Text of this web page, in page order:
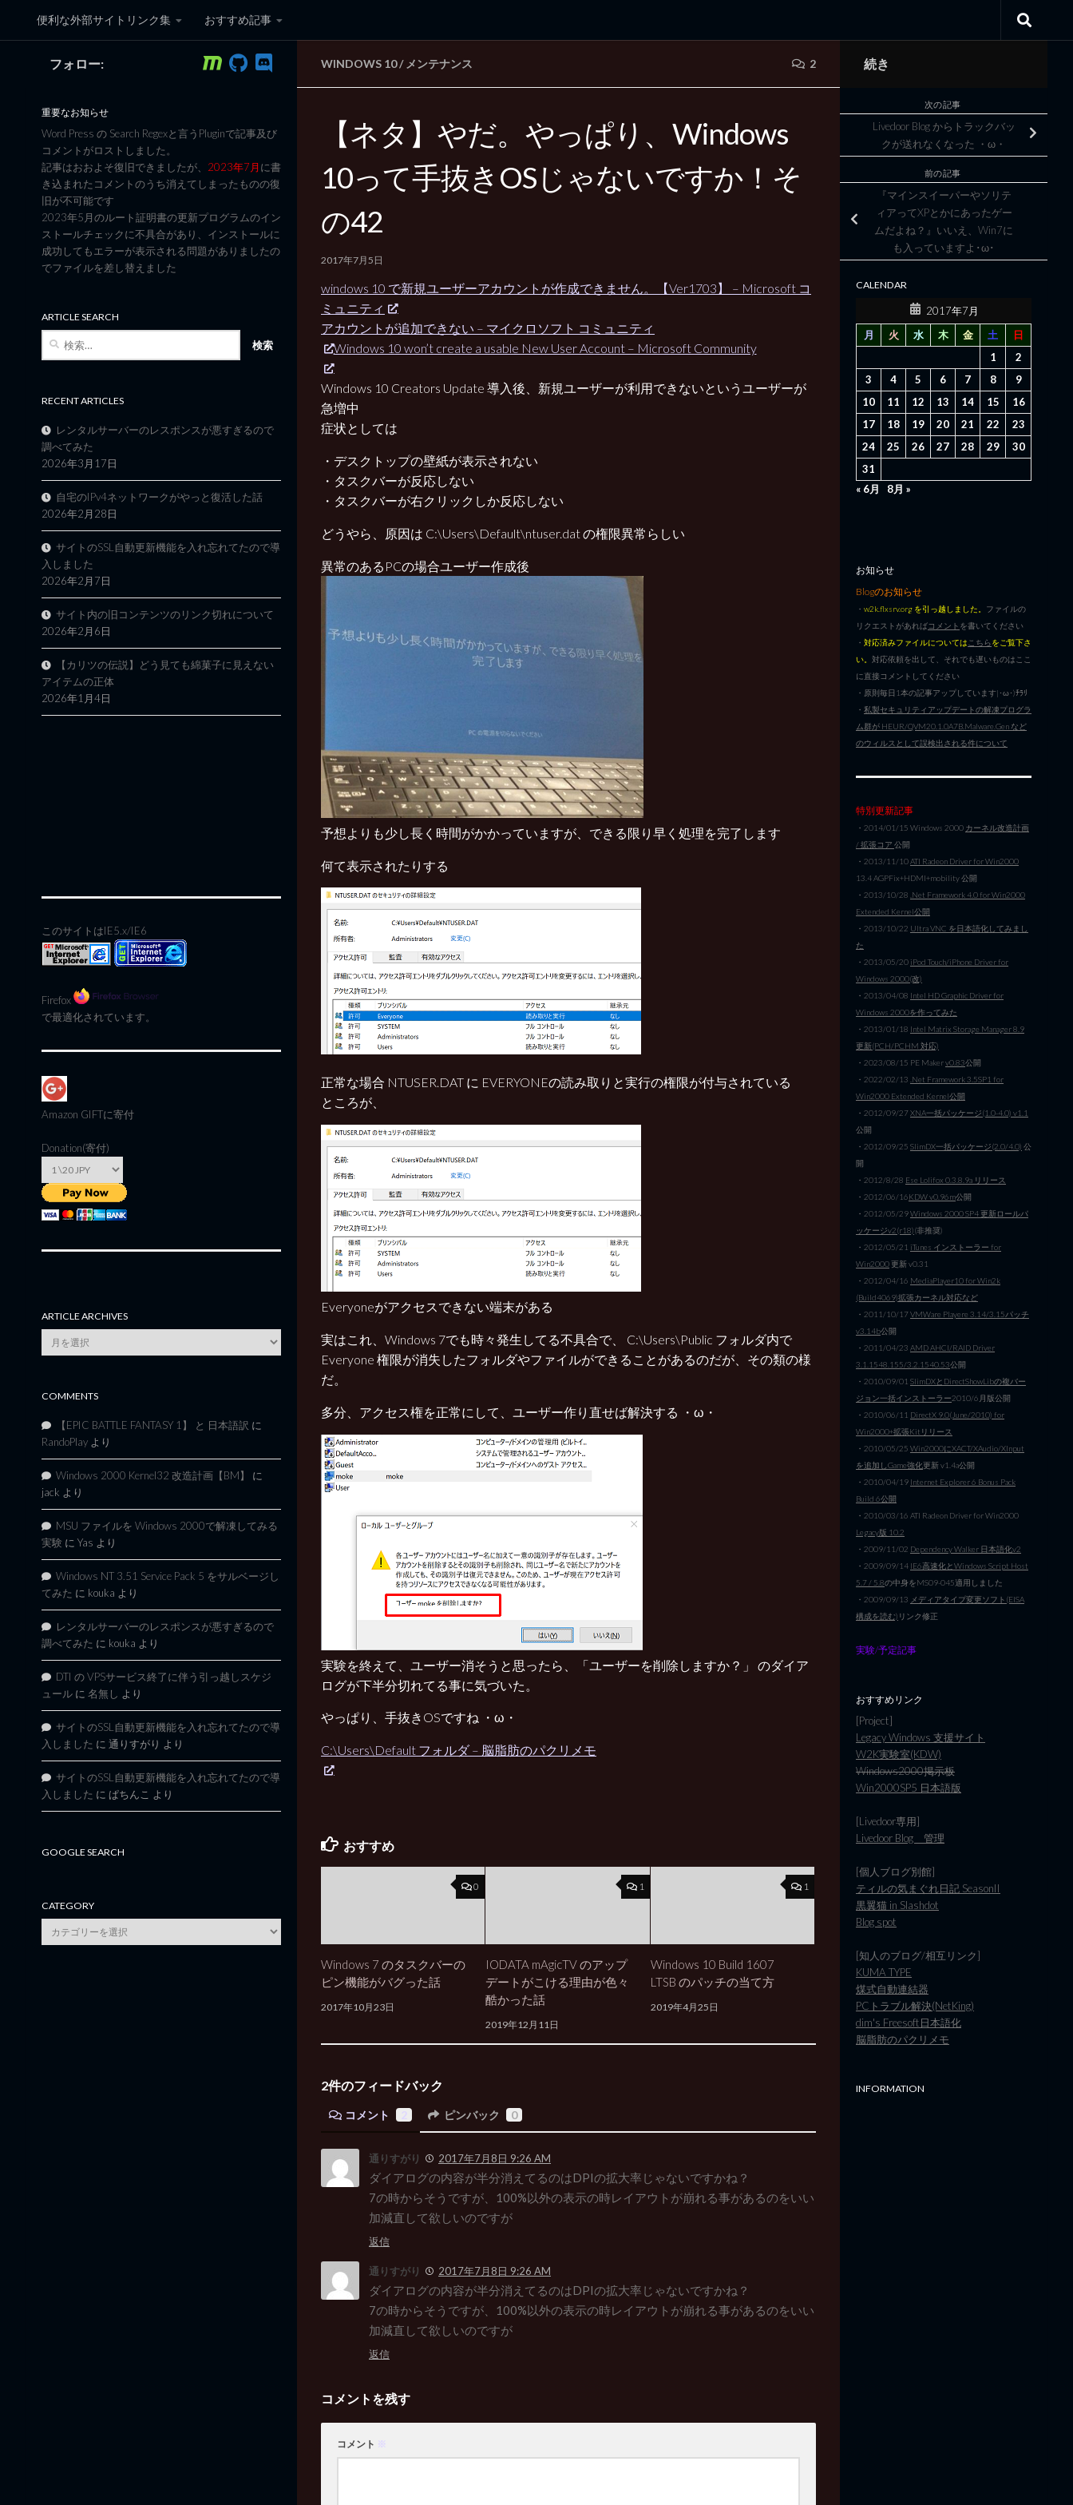
コンテンツへスキップ
便利な外部サイトリンク集 おすすめ記事
黒翼猫のコンピュータ日記 3rd Edition
WINDOWS 10/ メンテナンス 2
【ネタ】やだ。やっぱり、Windows
10って手抜きOSじゃないですか！そ
の42
2017年7月5日
windows 10 で新規ユーザーアカウントが作成できません。【Ver1703】 – Microsoft コ
ミュニティ
アカウントが追加できない – マイクロソフト コミュニティ
Windows 10 won’t create a usable New User Account – Microsoft Community
Windows 10 Creators Update 導入後、新規ユーザーが利用できないというユーザーが
急増中
症状としては
・デスクトップの壁紙が表示されない
・タスクバーが反応しない
・タスクバーが右クリックしか反応しない
どうやら、原因は C:\Users\Default\ntuser.dat の権限異常らしい
異常のあるPCの場合ユーザー作成後
予想よりも少し長く時間がかかっていますが、できる限り早く処理を完了します
何て表示されたりする
正常な場合 NTUSER.DAT に EVERYONEの読み取りと実行の権限が付与されている
ところが、
Everyoneがアクセスできない端末がある
実はこれ、Windows 7でも時々発生してる不具合で、 C:\Users\Public フォルダ内で
Everyone 権限が消失したフォルダやファイルができることがあるのだが、その類の様
だ。
多分、アクセス権を正常にして、ユーザー作り直せば解決する ・ω・
実験を終えて、ユーザー消そうと思ったら、「ユーザーを削除しますか？」 のダイア
ログが下半分切れてる事に気づいた。
やっぱり、手抜きOSですね ・ω・
C:\Users\Default フォルダ – 脳脂肪のパクリメモ
おすすめ
0
Windows 7 のタスクバーの
ピン機能がバグった話
2017年10月23日
1
IODATA mAgicTV のアップ
デートがこける理由が色々
酷かった話
2019年12月11日
1
Windows 10 Build 1607
LTSB のパッチの当て方
2019年4月25日
2件のフィードバック
コメント ピンバック 0
通りすがり 2017年7月8日 9:26 AM
ダイアログの内容が半分消えてるのはDPIの拡大率じゃないですかね？
7の時からそうですが、100%以外の表示の時レイアウトが崩れる事があるのをいい
加減直して欲しいのですが
返信
通りすがり 2017年7月8日 9:26 AM
ダイアログの内容が半分消えてるのはDPIの拡大率じゃないですかね？
7の時からそうですが、100%以外の表示の時レイアウトが崩れる事があるのをいい
加減直して欲しいのですが
返信
コメントを残す
コメント ※
フォロー:
重要なお知らせ
Word Press の Search Regexと言うPluginで記事及び
コメントがロストしました。
記事はおおよそ復旧できましたが、 2023年7月に書
き込まれたコメントのうち消えてしまったものの復
旧が不可能です
2023年5月のルート証明書の更新プログラムのイン
ストールチェックに不具合があり、インストールに
成功してもエラーが表示される問題がありましたの
でファイルを差し替えました
ARTICLE SEARCH
RECENT ARTICLES
レンタルサーバーのレスポンスが悪すぎるので
調べてみた
2026年3月17日
自宅のIPv4ネットワークがやっと復活した話
2026年2月28日
サイトのSSL自動更新機能を入れ忘れてたので導
入しました
2026年2月7日
サイト内の旧コンテンツのリンク切れについて
2026年2月6日
【カリツの伝説】どう見ても綿菓子に見えない
アイテムの正体
2026年1月4日
このサイトはIE5.x/IE6
Firefox
で最適化されています。
Amazon GIFTに寄付
Donation(寄付)
ARTICLE ARCHIVES
Article
Archives
COMMENTS
【EPIC BATTLE FANTASY 1】 と 日本語訳 に
RandoPlay より
Windows 2000 Kernel32 改造計画【BM】
に
jack より
MSU ファイルを Windows 2000で解凍してみる
実験 に Yas より
Windows NT 3.51 Service Pack 5 をサルベージし
てみた に kouka より
レンタルサーバーのレスポンスが悪すぎるので
調べてみた に kouka より
DTI の VPSサービス終了に伴う引っ越しスケジ
ュール に 名無し より
サイトのSSL自動更新機能を入れ忘れてたので導
入しました に 通りすがり より
サイトのSSL自動更新機能を入れ忘れてたので導
入しました に ぱちんこ より
GOOGLE SEARCH
CATEGORY
category
続き
次の記事
Livedoor Blog からトラックバッ
クが送れなくなった ・ω・
前の記事
『マインスイーパーやソリテ
ィアってXPとかにあったゲー
ムだよね？』いいえ、Win7に
も入っていますよ･ω･
CALENDAR
2017年7月
月
火 水 木 金 土
日
1
2
3
4 5 6 7 8
9
10
11 12 13 14 15
16
17
18 19 20 21 22
23
24
25 26 27 28 29
30
31
« 6月
8月 »
お知らせ
Blogのお知らせ
・ w2k.flxsrv.org を引っ越しました。 ファイルの
リクエストがあればコメント を書いてください
・ 対応済みファイルについては こちらをご覧下さ
い。 対応依頼を出して、それでも遅いものはここ
に直接コメントしてください
・原則毎日1本の記事アップしています|･ω･)ﾁﾗﾘ
・ 私製セキュリティアップデートの解凍プログラ
ム群が HEUR/QVM20.1.0A7B.Malware.Gen など
のウィルスとして誤検出される件について
特別更新記事
・2014/01/15 Windows 2000 カーネル改造計画
/ 拡張コア 公開
・2013/11/10ATI Radeon Driver for Win2000
13.4 AGPFix+HDMI+mobility 公開
・2013/10/28 .Net Framework 4.0 for Win2000
Extended Kernel公開
・2013/10/22 Ultra VNC を日本語化してみまし
た
・2013/05/20 iPod Touch/iPhone Driver for
Windows 2000(改)
・2013/04/08 Intel HD Graphic Driver for
Windows 2000を作ってみた
・2013/01/18 Intel Matrix Storage Manager 8.9
更新(PCH/PCHM 対応)
・2023/08/15 PE Makerv0.83公開
・2022/02/13 .Net Framework 3.5SP1 for
Win2000 Extended Kernel公開
・2012/09/27XNA一括パッケージ(1.0-4.0) v1.1
公開
・2012/09/25 SlimDX一括パッケージ(2.0/4.0) 公
開
・2012/8/28 Ese Lolifox 0.3.8.9a リリース
・2012/06/16KDW v0.96m公開
・2012/05/29Windows 2000 SP4 更新ロールパ
ッケージv2(r18)(非推奨)
・2012/05/21 iTunes インストーラー for
Win2000更新 v0.31
・2012/04/16 MediaPlayer10 for Win2k
(Build4069)拡張カーネル対応など
・2011/10/17VMWare Playere 3.14/3.15パッチ
v3.14b公開
・2011/04/23 AMD AHCI/RAID Driver
3.1.1548.155/3.2.1540.53公開
・2010/09/01 SlimDXとDirectShowLibの複バー
ジョン一括インストーラー2010/6月版公開
・2010/06/11 DirectX 9.0(June/2010) for
Win2000+拡張Kitリリース
・2010/05/25 Win2000にXACT/XAudio/XInput
を追加しGame強化更新 v1.4a公開
・2010/04/19 Internet Explorer 6 Bonus Pack
Build 6公開
・2010/03/16 ATI Radeon Driver for Win2000
Legacy版 10.2
・2009/11/02 Dependency Walker 日本語化v2
・2009/09/14 IE6高速化とWindows Script Host
5.7 / 5.8の中身をMS09-045適用しました
・2009/09/13 メディアタイプ変更ソフト(EISA
構成を読む) リンク修正
実験/予定記事
おすすめリンク
[Project]
Legacy Windows 支援サイト
W2K実験室(KDW)
Windows2000掲示板
Win2000SP5 日本語版
[Livedoor専用]
Livedoor Blog 管理
[個人ブログ別館]
ティルの気まぐれ日記 SeasonII
黒翼猫 in Slashdot
Blog spot
[知人のブログ/相互リンク]
KUMA TYPE
煤式自動連結器
PCトラブル解決(NetKing)
dim's Freesoft日本語化
脳脂肪のパクリメモ
INFORMATION